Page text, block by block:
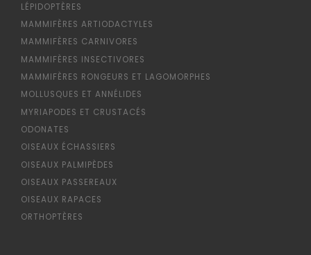
LÉPIDOPTÈRES
MAMMIFÈRES ARTIODACTYLES
MAMMIFÈRES CARNIVORES
MAMMIFÈRES INSECTIVORES
MAMMIFÈRES RONGEURS ET LAGOMORPHES
MOLLUSQUES ET ANNÉLIDES
MYRIAPODES ET CRUSTACÉS
ODONATES
OISEAUX ÉCHASSIERS
OISEAUX PALMIPÈDES
OISEAUX PASSEREAUX
OISEAUX RAPACES
ORTHOPTÈRES